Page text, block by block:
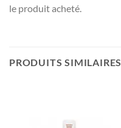
le produit acheté.
PRODUITS SIMILAIRES